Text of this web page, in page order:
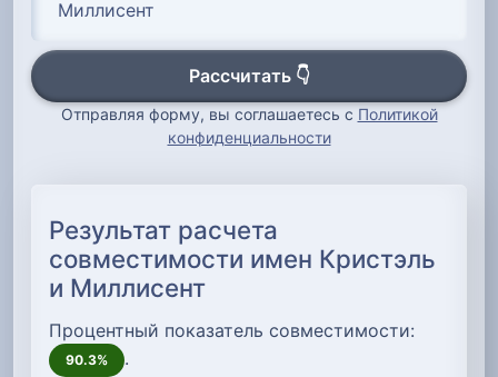
Рассчитать 👇
Отправляя форму, вы соглашаетесь с Политикой
конфиденциальности
Результат расчета
совместимости имен Кристэль
и Миллисент
Процентный показатель совместимости:
90.3% .